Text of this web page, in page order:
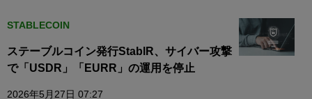
STABLECOIN
ステーブルコイン発行StablR、サイバー攻撃
で「USDR」「EURR」の運用を停止
2026年5月27日 07:27